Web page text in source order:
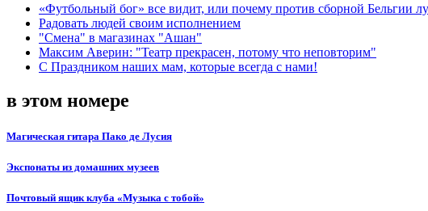
«Футбольный бог» все видит, или почему против сборной Бельгии
Радовать людей своим исполнением
"Смена" в магазинах "Ашан"
Максим Аверин: "Театр прекрасен, потому что неповторим"
С Праздником наших мам, которые всегда с нами!
в этом номере
Магическая гитара Пако де Лусия
Экспонаты из домашних музеев
Почтовый ящик клуба «Музыка с тобой»